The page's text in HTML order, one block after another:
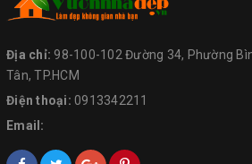
Địa chỉ: 98-100-102 Đường 34, Phường
Tân, TP.HCM
Điện thoại: 0913342211
Email: